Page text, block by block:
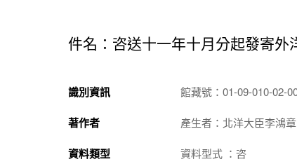
件名：咨送十一年十月分起發寄外
識別資訊 館藏號：01-09-010-02-
著作者 產生者：北洋大臣李鴻章
資料類型 資料型式 ：咨